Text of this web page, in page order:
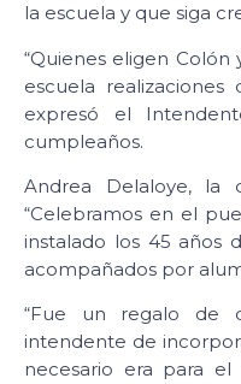
la escuela y que siga
“Quienes eligen
escuela
expresó el
cumpleaños.
Andrea Delaloye, la
“Celebramos en el
instalado los 45 años
acompañados por
“Fue un regalo de
intendente de
necesario era para